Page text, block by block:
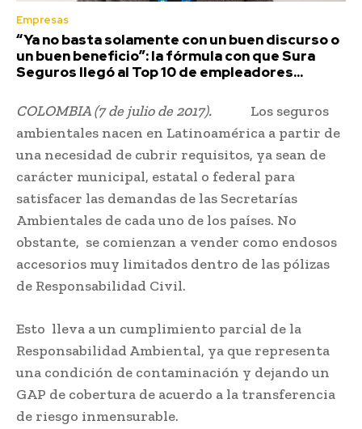
Empresas
“Ya no basta solamente con un buen discurso o
un buen beneficio”: la fórmula con que Sura
Seguros llegó al Top 10 de empleadores...
COLOMBIA (7 de julio de 2017). Los seguros
ambientales nacen en Latinoamérica a partir de
una necesidad de cubrir requisitos, ya sean de
carácter municipal, estatal o federal para
satisfacer las demandas de las Secretarías
Ambientales de cada uno de los países. No
obstante, se comienzan a vender como endosos
accesorios muy limitados dentro de las pólizas
de Responsabilidad Civil.
Esto lleva a un cumplimiento parcial de la
Responsabilidad Ambiental, ya que representa
una condición de contaminación y dejando un
GAP de cobertura de acuerdo a la transferencia
de riesgo inmensurable.